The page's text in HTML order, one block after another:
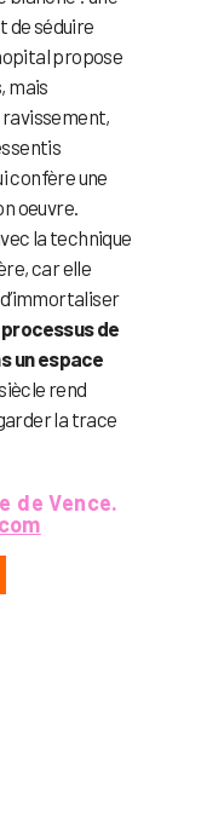
de séduire
propose
mais
confère une
oeuvre.
la technique
car elle
de
un espace
rend
la trace
de Vence.